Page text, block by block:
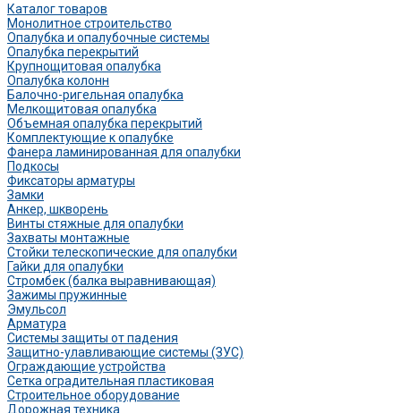
Каталог товаров
Монолитное строительство
Опалубка и опалубочные системы
Опалубка перекрытий
Крупнощитовая опалубка
Опалубка колонн
Балочно-ригельная опалубка
Мелкощитовая опалубка
Объемная опалубка перекрытий
Комплектующие к опалубке
Фанера ламинированная для опалубки
Подкосы
Фиксаторы арматуры
Замки
Анкер, шкворень
Винты стяжные для опалубки
Захваты монтажные
Стойки телескопические для опалубки
Гайки для опалубки
Стромбек (балка выравнивающая)
Зажимы пружинные
Эмульсол
Арматура
Системы защиты от падения
Защитно-улавливающие системы (ЗУС)
Ограждающие устройства
Сетка оградительная пластиковая
Строительное оборудование
Дорожная техника